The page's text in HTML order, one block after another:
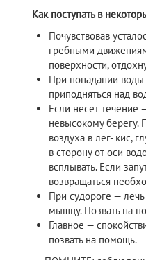
Как поступать в
Почувствовав
гребными
поверхности,
При попадании
приподняться над
Если несет течение
невысокому берегу.
воздуха в лег- кис,
в сторону от оси
всплывать. Если
возвращаться
При судороге — лечь
мышцу. Позвать на
Главное —
позвать на помощь.